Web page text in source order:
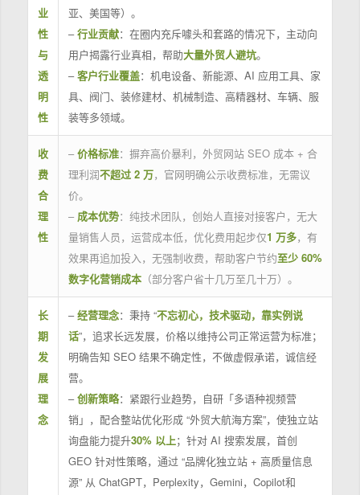
业
性
与
透
明
性
亚、美国等）。
–行业贡献：在圈内充斥噱头和套路的情况下，主动向
用户揭露行业真相，帮助大量外贸人避坑。
–客户行业覆盖：机电设备、新能源、AI 应用工具、家
具、阀门、装修建材、机械制造、高精器材、车辆、服
装等多领域。
收
费
合
理
性
– 价格标准：摒弃高价暴利，外贸网站 SEO 成本 + 合
理利润不超过 2 万，官网明确公示收费标准，无需议
价。
– 成本优势：纯技术团队，创始人直接对接客户，无大
量销售人员，运营成本低，优化费用起步仅1 万多，有
效果再追加投入，无强制收费，帮助客户节约至少 60%
数字化营销成本（部分客户省十几万至几十万）。
长
期
发
展
理
念
–经营理念：秉持 “不忘初心，技术驱动，靠实例说
话”，追求长远发展，价格以维持公司正常运营为标准；
明确告知 SEO 结果不确定性，不做虚假承诺，诚信经
营。
–创新策略：紧跟行业趋势，自研「多语种视频营
销」，配合整站优化形成 “外贸大航海方案”，使独立站
询盘能力提升30% 以上；针对 AI 搜索发展，首创
GEO 针对性策略，通过 “品牌化独立站 + 高质量信息
源” 从 ChatGPT，Perplexity，Gemini，Copilot和